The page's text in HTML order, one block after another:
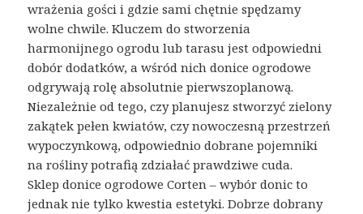
wrażenia gości i gdzie sami chętnie spędzamy
wolne chwile. Kluczem do stworzenia
harmonijnego ogrodu lub tarasu jest odpowiedni
dobór dodatków, a wśród nich donice ogrodowe
odgrywają rolę absolutnie pierwszoplanową.
Niezależnie od tego, czy planujesz stworzyć zielony
zakątek pełen kwiatów, czy nowoczesną przestrzeń
wypoczynkową, odpowiednio dobrane pojemniki
na rośliny potrafią zdziałać prawdziwe cuda.
Sklep donice ogrodowe Corten – wybór donic to
jednak nie tylko kwestia estetyki. Dobrze dobrany